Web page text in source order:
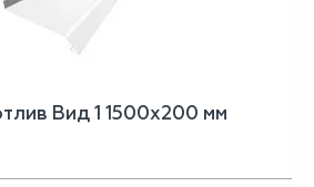
Вид 1 1500х200 мм